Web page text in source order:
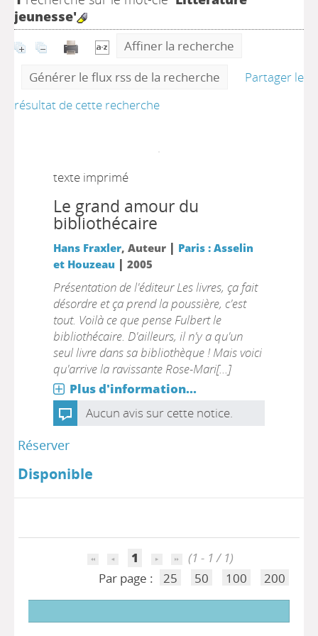
jeunesse'
Affiner la recherche
Générer le flux rss de la recherche
Partager le
résultat de cette recherche
texte imprimé
Le grand amour du
bibliothécaire
Hans Fraxler, Auteur | Paris : Asselin
et Houzeau | 2005
Présentation de l'éditeur Les livres, ça fait
désordre et ça prend la poussière, c'est
tout. Voilà ce que pense Fulbert le
bibliothécaire. D'ailleurs, il n'y a qu'un
seul livre dans sa bibliothèque ! Mais voici
qu'arrive la ravissante Rose-Mari[...]
Plus d'information...
Aucun avis sur cette notice.
Réserver
Disponible
1
(1 - 1 / 1)
Par page :
25 50 100 200